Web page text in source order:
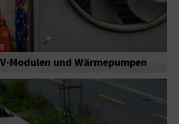
Modulen und Wärmepumpen